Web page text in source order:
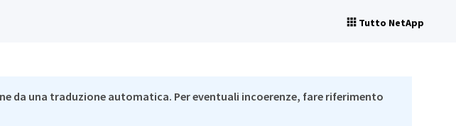
Tutto NetApp
da una traduzione automatica. Per eventuali incoerenze, fare riferimento